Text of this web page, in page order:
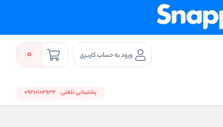
ورود به حساب کاربری 0
پشتیبانی تلفنی 09210102934